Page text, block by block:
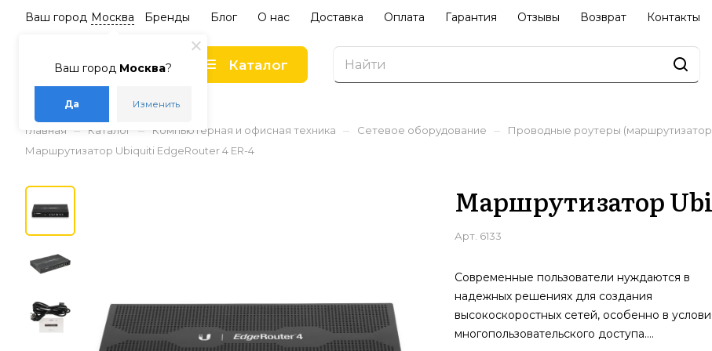
Ваш город Москва?
Да Изменить
Ваш город Москва Бренды Блог О нас Доставка Оплата Гарантия Отзывы Возврат Контакты
Каталог
Главная – Каталог – Компьютерная и офисная техника – Сетевое оборудование – Проводные роутеры
Маршрутизатор Ubiquiti EdgeRouter 4 ER-4
Маршрутизатор
Арт. 6133
Современные пользователи нуждаются в
надежных решениях для создания
высокоскоростных сетей, особенно в
многопользовательского доступа.